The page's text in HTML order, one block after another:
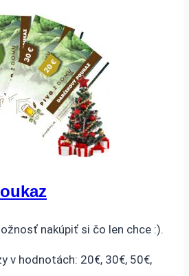
nakúpiť si čo len chce :).
v hodnotách: 20€, 30€, 50€,